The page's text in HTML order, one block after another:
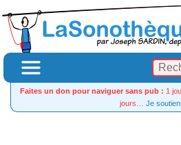
Faites un don pour naviguer sans pub : 1
jours… Je